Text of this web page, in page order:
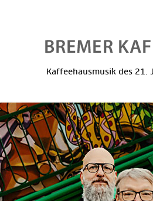
Kaffeehausmusik des 21.